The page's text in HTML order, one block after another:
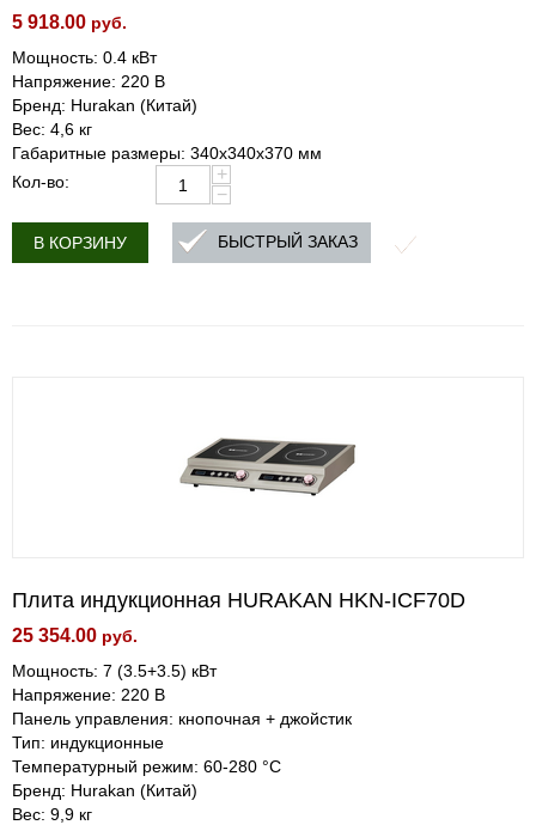
5 918.00 руб.
Мощность: 0.4 кВт
Напряжение: 220 В
Бренд: Hurakan (Китай)
Вес: 4,6 кг
Габаритные размеры: 340x340x370 мм
Кол-во:
+
−
В КОРЗИНУ БЫСТРЫЙ ЗАКАЗ
Плита индукционная HURAKAN HKN-ICF70D
25 354.00 руб.
Мощность: 7 (3.5+3.5) кВт
Напряжение: 220 В
Панель управления: кнопочная + джойстик
Тип: индукционные
Температурный режим: 60-280 °С
Бренд: Hurakan (Китай)
Вес: 9,9 кг